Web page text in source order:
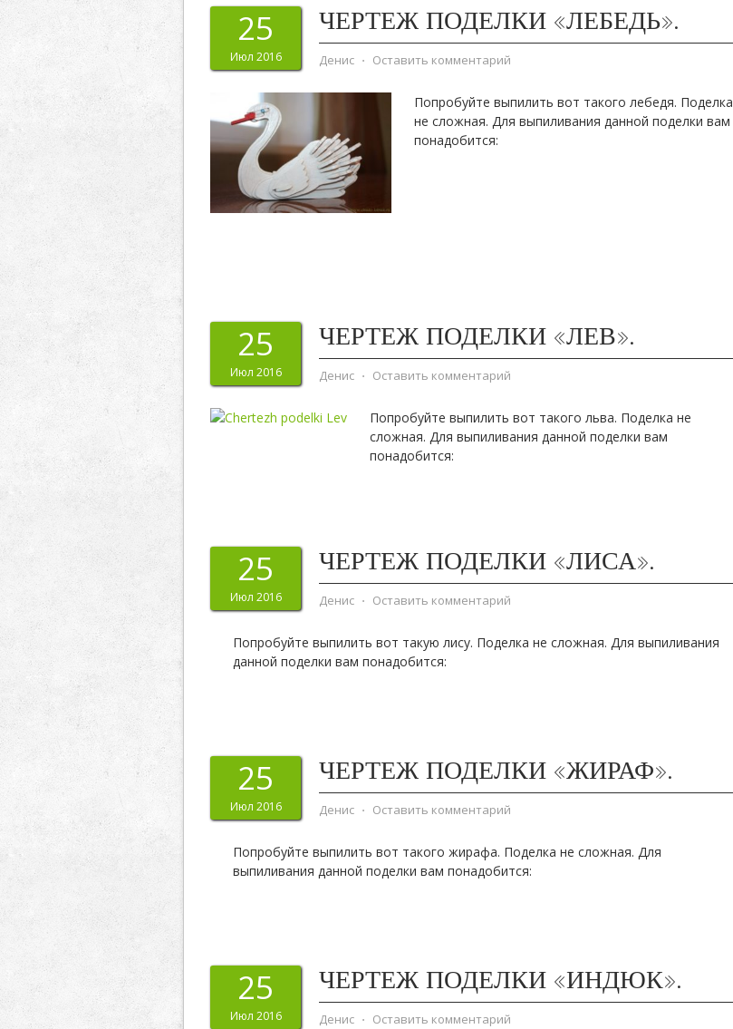
25
Июл 2016
ЧЕРТЕЖ ПОДЕЛКИ «ЛЕБЕДЬ».
Денис ⋅ Оставить комментарий
Попробуйте выпилить вот такого лебедя. Поделка
не сложная. Для выпиливания данной поделки вам
понадобится:
25
Июл 2016
ЧЕРТЕЖ ПОДЕЛКИ «ЛЕВ».
Денис ⋅ Оставить комментарий
Попробуйте выпилить вот такого льва. Поделка не
сложная. Для выпиливания данной поделки вам
понадобится:
25
Июл 2016
ЧЕРТЕЖ ПОДЕЛКИ «ЛИСА».
Денис ⋅ Оставить комментарий
Попробуйте выпилить вот такую лису. Поделка не сложная. Для выпиливания
данной поделки вам понадобится:
25
Июл 2016
ЧЕРТЕЖ ПОДЕЛКИ «ЖИРАФ».
Денис ⋅ Оставить комментарий
Попробуйте выпилить вот такого жирафа. Поделка не сложная. Для
выпиливания данной поделки вам понадобится:
25
Июл 2016
ЧЕРТЕЖ ПОДЕЛКИ «ИНДЮК».
Денис ⋅ Оставить комментарий